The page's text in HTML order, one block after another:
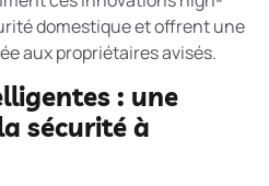
domestique et offrent une
aux propriétaires avisés.
: une
sécurité à